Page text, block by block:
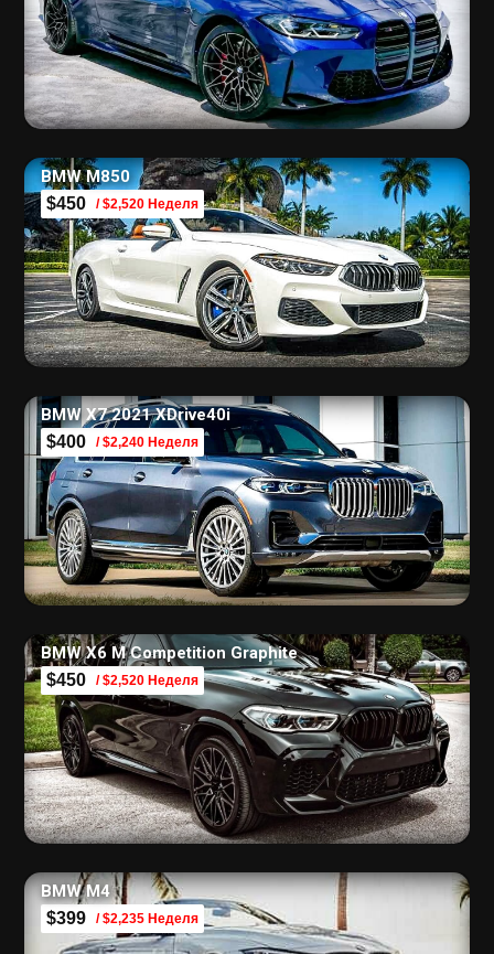
BMW M850
$450 / $2,520 Неделя
BMW X7 2021 XDrive40i
$400 / $2,240 Неделя
BMW X6 M Competition Graphite
$450 / $2,520 Неделя
BMW M4
$399 / $2,235 Неделя